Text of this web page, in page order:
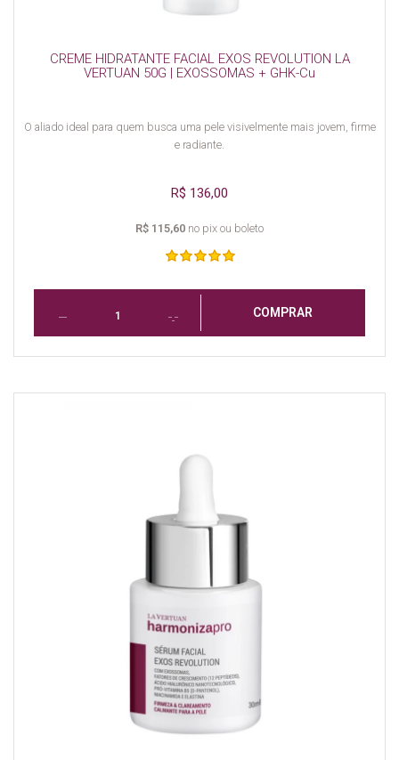
CREME HIDRATANTE FACIAL EXOS REVOLUTION LA
VERTUAN 50G | EXOSSOMAS + GHK-Cu
O aliado ideal para quem busca uma pele visivelmente mais jovem, firme
e radiante.
R$ 136,00
R$ 115,60 no pix ou boleto
COMPRAR